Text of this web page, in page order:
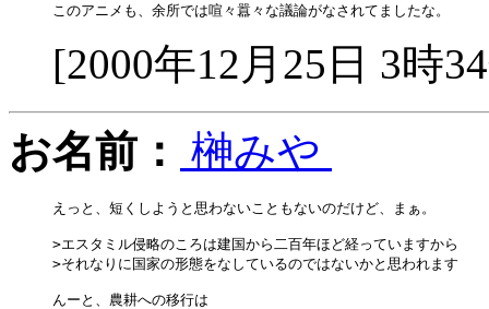
[2000年12月25日 3時
お名前： 榊みや
えっと、短くしようと思わないこともないのだけど、まぁ。
>エスタミル侵略のころは建国から二百年ほど経っていますから
>それなりに国家の形態をなしているのではないかと思われます
んーと、農耕への移行は